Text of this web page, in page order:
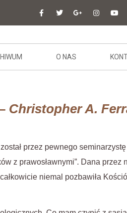
O NAS
Christopher A.
przez pewnego
z prawosławnymi”. Dana przez
niemal pozbawiła